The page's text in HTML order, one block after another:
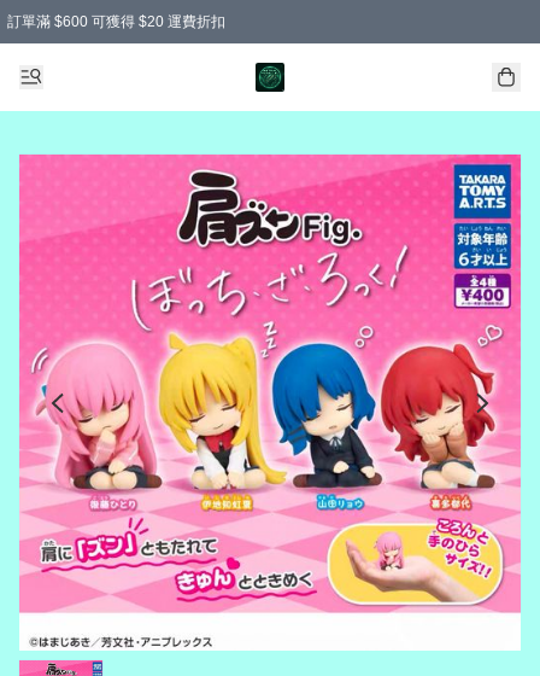
訂單滿 $600 可獲得 $20 運費折扣